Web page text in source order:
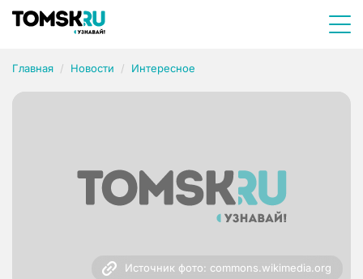
Главная Новости Интересное
Источник фото: commons.wikimedia.org